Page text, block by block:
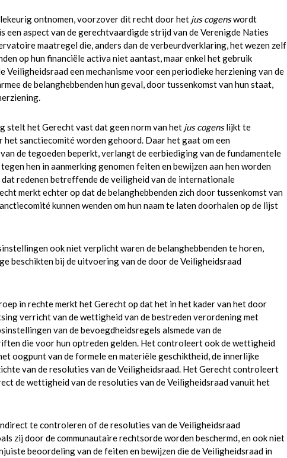
ontnomen, voorzover dit recht door het jus cogenswordt
een aspect van de gerechtvaardigde strijd van de Verenigde Naties
maatregel die, anders dan de verbeurdverklaring, het wezen zelf
op hun financiële activa niet aantast, maar enkel het gebruik
Veiligheidsraad een mechanisme voor een periodieke herziening van de
de belanghebbenden hun geval, door tussenkomst van hun staat,
stelt het Gerecht vast dat geen norm van het jus cogenslijkt te
sanctiecomité worden gehoord. Daar het gaat om een
de tegoeden beperkt, verlangt de eerbiediging van de fundamentele
hen in aanmerking genomen feiten en bewijzen aan hen worden
dat redenen betreffende de veiligheid van de internationale
merkt echter op dat de belanghebbenden zich door tussenkomst van
kunnen wenden om hun naam te laten doorhalen op de lijst
ook niet verplicht waren de belanghebbenden te horen,
beschikten bij de uitvoering van de door de Veiligheidsraad
in rechte merkt het Gerecht op dat het in het kader van het door
verricht van de wettigheid van de bestreden verordening met
van de bevoegdheidsregels alsmede van de
die voor hun optreden gelden. Het controleert ook de wettigheid
oogpunt van de formele en materiële geschiktheid, de innerlijke
van de resoluties van de Veiligheidsraad. Het Gerecht controleert
de wettigheid van de resoluties van de Veiligheidsraad vanuit het
te controleren of de resoluties van de Veiligheidsraad
zij door de communautaire rechtsorde worden beschermd, en ook niet
beoordeling van de feiten en bewijzen die de Veiligheidsraad in